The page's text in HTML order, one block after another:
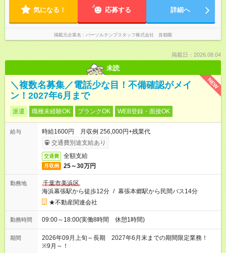
気になる！ 応募する 詳細へ
掲載元企業名 パーソルテンプスタッフ株式会社 首都圏
掲載日：2026.08.04
未読
NEW
＼複数名募集／電話少な目！不備確認がメイ
ン！2027年6月まで
派遣 職種未経験OK ブランクOK WEB登録・面接OK
給与
時給1600円 月収例 256,000円+残業代
交通費別途支給あり
交通費 全額支給
月収例 25～30万円
勤務地
千葉市美浜区
海浜幕張駅から徒歩12分 / 幕張本郷駅から民間バス14分
★不動産関連会社
勤務時間 09:00～18:00(実働8時間 休憩1時間)
期間
2026年09月上旬～長期 2027年6月末までの期間限定業務！
※9月～！